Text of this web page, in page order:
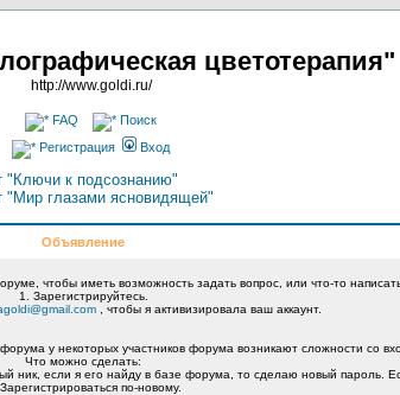
цветотерапия"
http://www.goldi.ru/
FAQ
Поиск
Регистрация
Вход
"Ключи к подсознанию"
"Мир глазами ясновидящей"
Объявление
чтобы иметь возможность задать вопрос, или что-то
1. Зарегистрируйтесь.
, чтобы я активизировала ваш аккаунт.
у некоторых участников форума возникают сложности со
Что можно сделать:
ник, если я его найду в базе форума, то сделаю новый пароль.
по-новому.